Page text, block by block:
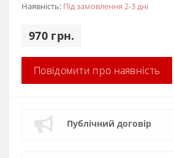
Наявність: Під замовлення 2-3 дні
970 грн.
Повідомити про наявність
Публічний договір